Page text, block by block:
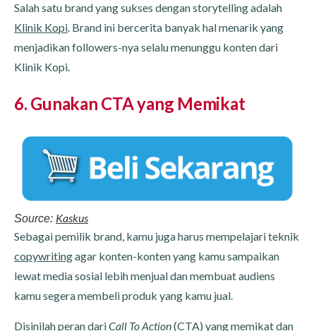
Salah satu brand yang sukses dengan storytelling adalah
Klinik Kopi. Brand ini bercerita banyak hal menarik yang
menjadikan followers-nya selalu menunggu konten dari
Klinik Kopi.
6. Gunakan CTA yang Memikat
Source: Kaskus
Sebagai pemilik brand, kamu juga harus mempelajari teknik
copywritingagar konten-konten yang kamu sampaikan
lewat media sosial lebih menjual dan membuat audiens
kamu segera membeli produk yang kamu jual.
Disinilah peran dariCall To Action(CTA) yang memikat dan